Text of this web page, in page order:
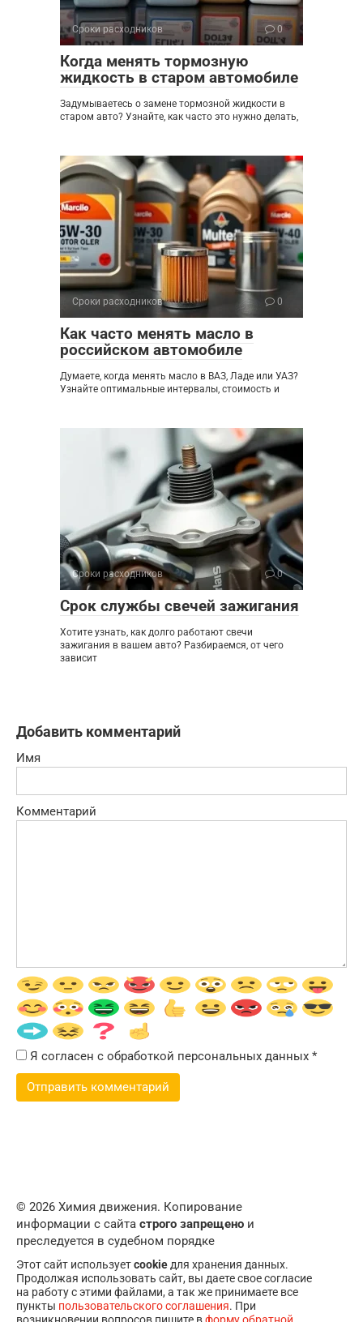
Сроки расходников 0
Когда менять тормозную
жидкость в старом автомобиле
Задумываетесь о замене тормозной жидкости в
старом авто? Узнайте, как часто это нужно делать,
Сроки расходников 0
Как часто менять масло в
российском автомобиле
Думаете, когда менять масло в ВАЗ, Ладе или УАЗ?
Узнайте оптимальные интервалы, стоимость и
Сроки расходников 0
Срок службы свечей зажигания
Хотите узнать, как долго работают свечи
зажигания в вашем авто? Разбираемся, от чего
зависит
Добавить комментарий
Имя
Комментарий
Я согласен с обработкой персональных данных *
© 2026 Химия движения. Копирование
информации с сайта строго запрещено и
преследуется в судебном порядке
Этот сайт используетcookieдля хранения данных.
Продолжая использовать сайт, вы даете свое согласие
на работу с этими файлами, а так же принимаете все
пункты пользовательского соглашения. При